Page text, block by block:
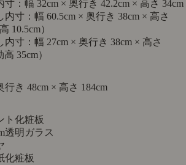
寸：幅 32cm × 奥行き 42.2cm × 高さ 34cm
寸：幅 60.5cm × 奥行き 38cm × 高さ
10.5cm）
寸：幅 27cm × 奥行き 38cm × 高さ
35cm）
行き 48cm × 高さ 184cm
ト化粧板
透明ガラス
化粧板